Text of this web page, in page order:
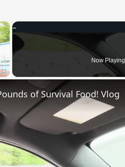
×
Now Playing
of Survival Food! Vlog